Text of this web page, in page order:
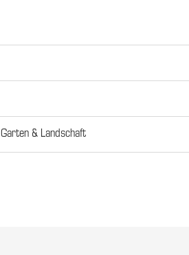
Garten & Landschaft